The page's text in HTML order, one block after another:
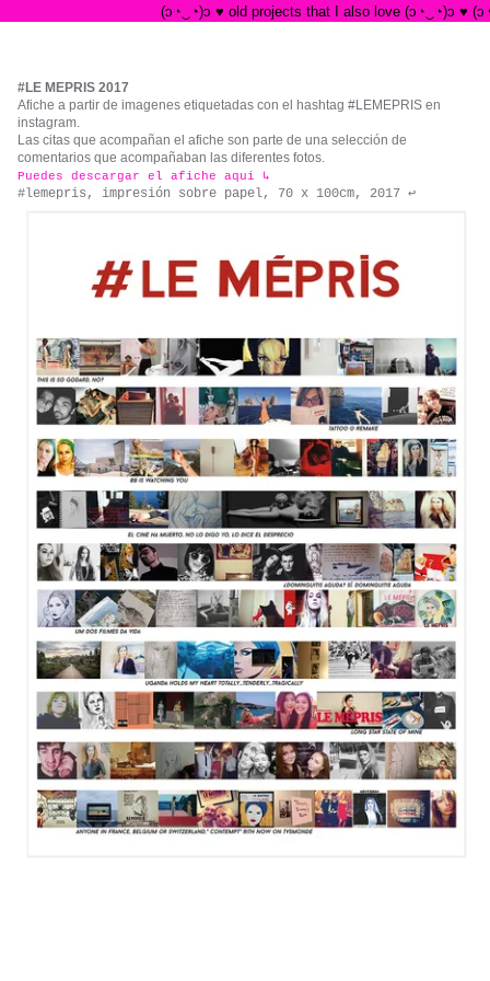
(ɔ◔‿◔)ɔ ♥ old projects that I also love (ɔ◔‿◔)ɔ ♥
#LE MEPRIS 2017
Afiche a partir de imagenes etiquetadas con el hashtag #LEMEPRIS en
instagram.
Las citas que acompañan el afiche son parte de una selección de
comentarios que acompañaban las diferentes fotos.
Puedes descargar el afiche aqui ↳
#lemepris, impresión sobre papel, 70 x 100cm, 2017 ↩